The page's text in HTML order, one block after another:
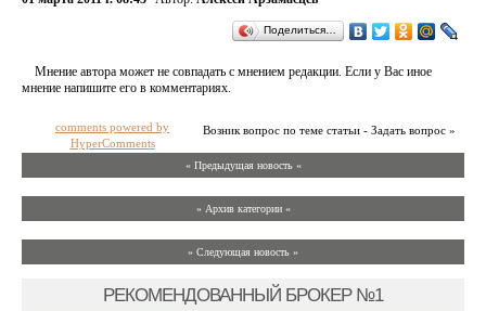
Поделиться…
Мнение автора может не совпадать с мнением редакции. Если у Вас иное
мнение напишите его в комментариях.
Возник вопрос по теме статьи - Задать вопрос »
comments powered by
HyperComments
« Предыдущая новость «
» Архив категории «
» Следующая новость »
РЕКОМЕНДОВАННЫЙ БРОКЕР №1